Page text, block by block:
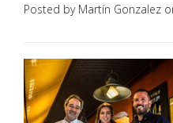
Posted by Martín Gonzalez